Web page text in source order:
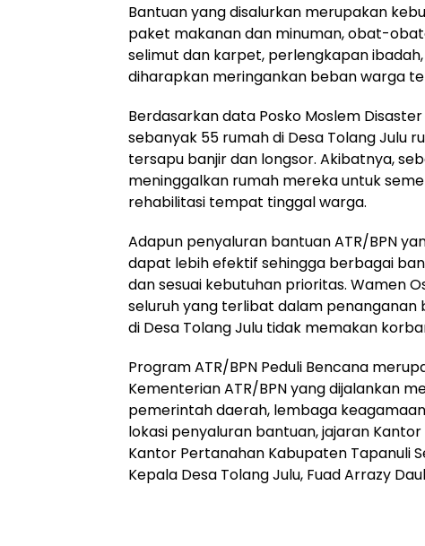
Bantuan yang disalurkan merupakan
paket makanan dan minuman, obat-
selimut dan karpet, perlengkapan
diharapkan meringankan beban warga
Berdasarkan data Posko Moslem
sebanyak 55 rumah di Desa Tolang Julu
tersapu banjir dan longsor. Akibatnya,
meninggalkan rumah mereka untuk
rehabilitasi tempat tinggal warga.
Adapun penyaluran bantuan ATR/BPN
dapat lebih efektif sehingga berbagai
dan sesuai kebutuhan prioritas. Wamen
seluruh yang terlibat dalam
di Desa Tolang Julu tidak memakan
Program ATR/BPN Peduli Bencana
Kementerian ATR/BPN yang dijalankan
pemerintah daerah, lembaga
lokasi penyaluran bantuan, jajaran
Kantor Pertanahan Kabupaten Tapanuli
Kepala Desa Tolang Julu, Fuad Arrazy